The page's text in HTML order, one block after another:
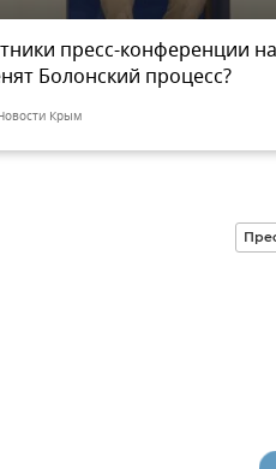
пресс-конференции
Болонский процесс?
Крым